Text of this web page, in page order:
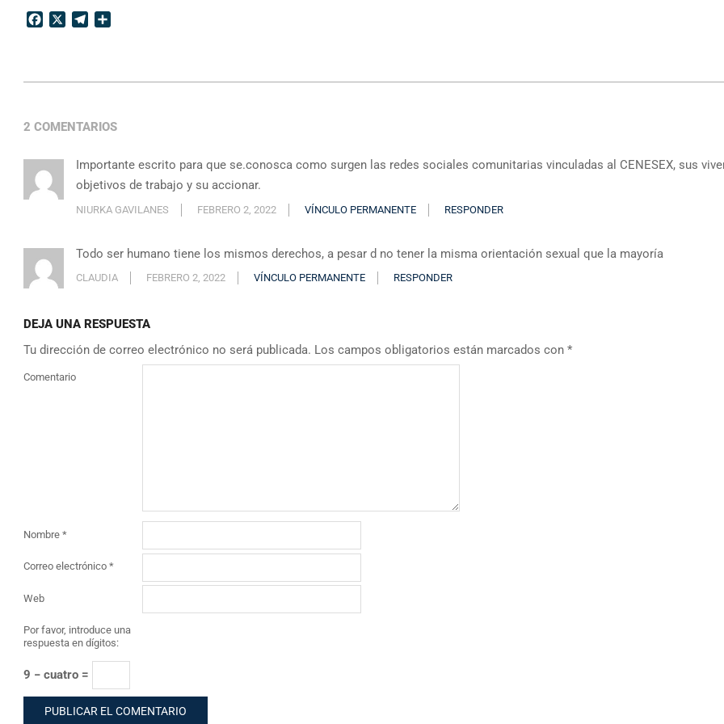
FacebookTelegram
18
2 COMENTARIOS
Importante escrito para que se.conosca como surgen las redes sociales comunitarias vinculadas al CENESEX, sus
objetivos de trabajo y su accionar.
NIURKA GAVILANES FEBRERO 2, 2022 VÍNCULO PERMANENTE RESPONDER
Todo ser humano tiene los mismos derechos, a pesar d no tener la misma orientación sexual que la mayoría
CLAUDIA FEBRERO 2, 2022 VÍNCULO PERMANENTE RESPONDER
DEJA UNA RESPUESTA
Tu dirección de correo electrónico no será publicada. Los campos obligatorios están marcados con *
Comentario
Nombre *
Correo electrónico *
Web
Por favor, introduce una
respuesta en dígitos:
9 − cuatro =